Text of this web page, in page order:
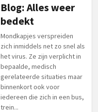
Blog: Alles weer
bedekt
Mondkapjes verspreiden
zich inmiddels net zo snel als
het virus. Ze zijn verplicht in
bepaalde, medisch
gerelateerde situaties maar
binnenkort ook voor
iedereen die zich in een bus,
trein...